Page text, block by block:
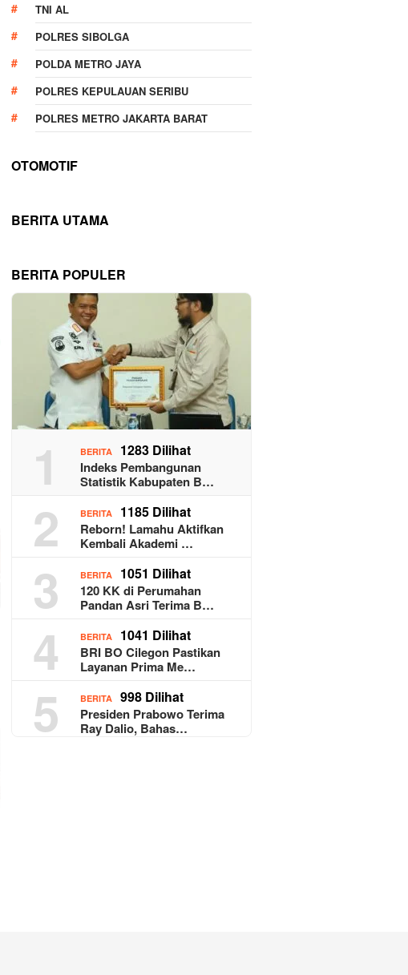
TNI AL
POLRES SIBOLGA
POLDA METRO JAYA
POLRES KEPULAUAN SERIBU
POLRES METRO JAKARTA BARAT
OTOMOTIF
BERITA UTAMA
BERITA POPULER
1 BERITA 1283 Dilihat
Indeks Pembangunan
Statistik Kabupaten B…
2 BERITA 1185 Dilihat
Reborn! Lamahu Aktifkan
Kembali Akademi …
3 BERITA 1051 Dilihat
120 KK di Perumahan
Pandan Asri Terima B…
4 BERITA 1041 Dilihat
BRI BO Cilegon Pastikan
Layanan Prima Me…
5 BERITA 998 Dilihat
Presiden Prabowo Terima
Ray Dalio, Bahas…